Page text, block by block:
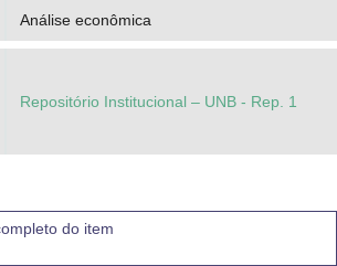
Análise econômica
Repositório Institucional – UNB - Rep. 1
do item